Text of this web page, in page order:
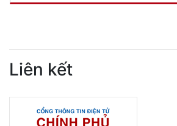
Liên kết